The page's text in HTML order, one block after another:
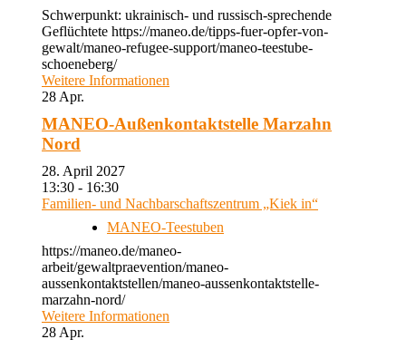
Schwerpunkt: ukrainisch- und russisch-sprechende
Geflüchtete https://maneo.de/tipps-fuer-opfer-von-
gewalt/maneo-refugee-support/maneo-teestube-
schoeneberg/
Weitere Informationen
28 Apr.
MANEO-Außenkontaktstelle Marzahn
Nord
28. April 2027
13:30 - 16:30
Familien- und Nachbarschaftszentrum „Kiek in“
MANEO-Teestuben
https://maneo.de/maneo-
arbeit/gewaltpraevention/maneo-
aussenkontaktstellen/maneo-aussenkontaktstelle-
marzahn-nord/
Weitere Informationen
28 Apr.